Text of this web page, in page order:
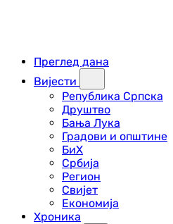
Преглед дана
Вијести
Република Српска
Друштво
Бања Лука
Градови и општине
БиХ
Србија
Регион
Свијет
Економија
Хроника